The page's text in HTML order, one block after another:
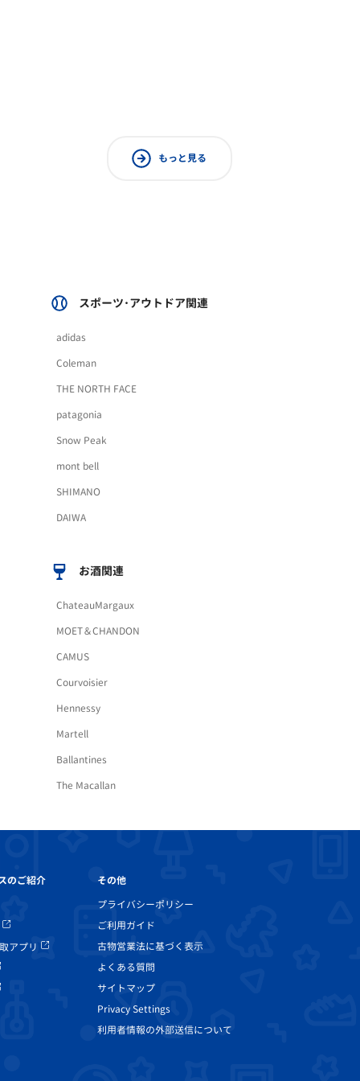
もっと見る
スポーツ･アウトドア関連
adidas
Coleman
THE NORTH FACE
patagonia
Snow Peak
mont bell
SHIMANO
DAIWA
お酒関連
ChateauMargaux
MOET＆CHANDON
CAMUS
Courvoisier
Hennessy
Martell
Ballantines
The Macallan
のご紹介
アプリ
その他
プライバシーポリシー
ご利用ガイド
古物営業法に基づく表示
よくある質問
サイトマップ
Privacy Settings
利用者情報の外部送信について